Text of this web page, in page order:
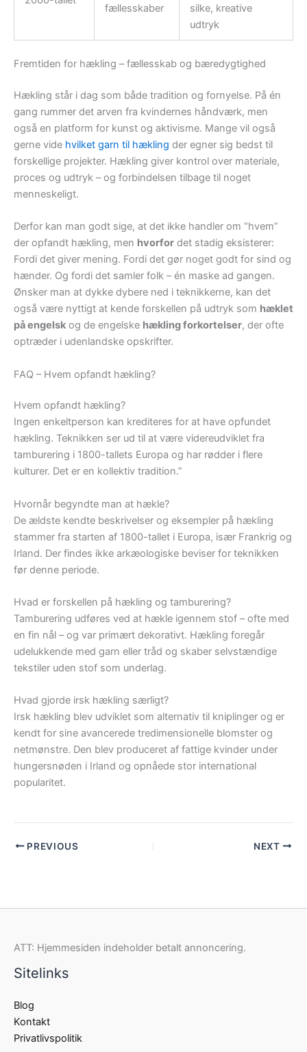
fællesskaber
silke, kreative
udtryk
Fremtiden for hækling – fællesskab og bæredygtighed
Hækling står i dag som både tradition og fornyelse. På én
gang rummer det arven fra kvindernes håndværk, men
også en platform for kunst og aktivisme. Mange vil også
gerne vide hvilket garn til hækling der egner sig bedst til
forskellige projekter. Hækling giver kontrol over materiale,
proces og udtryk – og forbindelsen tilbage til noget
menneskeligt.
Derfor kan man godt sige, at det ikke handler om “hvem”
der opfandt hækling, men hvorfor det stadig eksisterer:
Fordi det giver mening. Fordi det gør noget godt for sind og
hænder. Og fordi det samler folk – én maske ad gangen.
Ønsker man at dykke dybere ned i teknikkerne, kan det
også være nyttigt at kende forskellen på udtryk som hæklet
på engelsk og de engelske hækling forkortelser, der ofte
optræder i udenlandske opskrifter.
FAQ – Hvem opfandt hækling?
Hvem opfandt hækling?
Ingen enkeltperson kan krediteres for at have opfundet
hækling. Teknikken ser ud til at være videreudviklet fra
tamburering i 1800-tallets Europa og har rødder i flere
kulturer. Det er en kollektiv tradition.”
Hvornår begyndte man at hækle?
De ældste kendte beskrivelser og eksempler på hækling
stammer fra starten af 1800-tallet i Europa, især Frankrig og
Irland. Der findes ikke arkæologiske beviser for teknikken
før denne periode.
Hvad er forskellen på hækling og tamburering?
Tamburering udføres ved at hækle igennem stof – ofte med
en fin nål – og var primært dekorativt. Hækling foregår
udelukkende med garn eller tråd og skaber selvstændige
tekstiler uden stof som underlag.
Hvad gjorde irsk hækling særligt?
Irsk hækling blev udviklet som alternativ til kniplinger og er
kendt for sine avancerede tredimensionelle blomster og
netmønstre. Den blev produceret af fattige kvinder under
hungersnøden i Irland og opnåede stor international
popularitet.
PREVIOUS NEXT
ATT: Hjemmesiden indeholder betalt annoncering.
Sitelinks
Blog
Kontakt
Privatlivspolitik